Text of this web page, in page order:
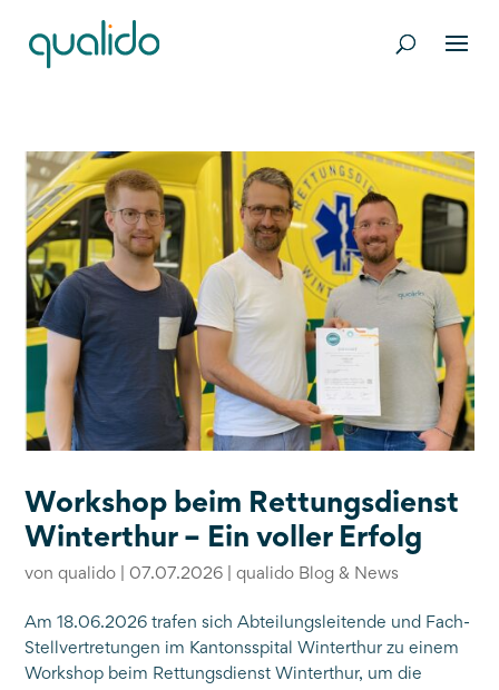
Workshop beim Rettungsdienst
Winterthur – Ein voller Erfolg
vonqualido |07.07.2026 |qualido Blog & News
Am 18.06.2026 trafen sich Abteilungsleitende und Fach-
Stellvertretungen im Kantonsspital Winterthur zu einem
Workshop beim Rettungsdienst Winterthur, um die